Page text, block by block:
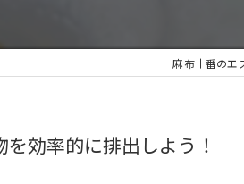
麻布十番のエ
効率的に排出しよう！